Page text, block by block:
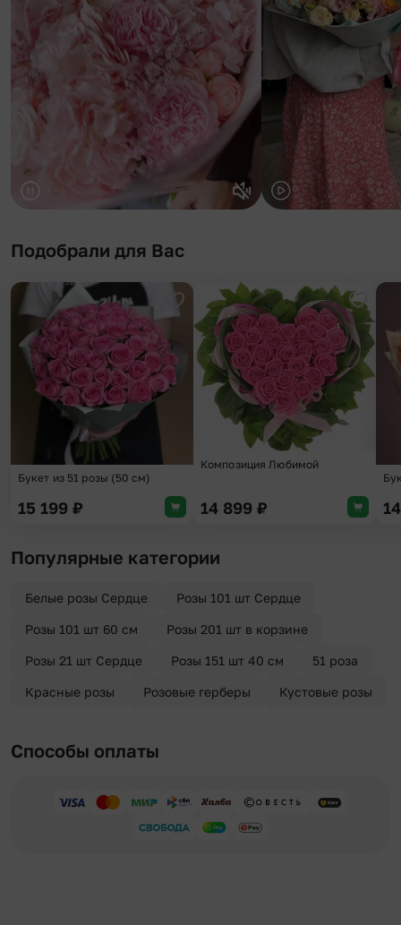
Подобрали для Вас
Добавить в избранное
Букет из 51 розы (50 см)
15 199 ₽
Композиция Любимой
14 899 ₽
Популярные категории
Белые розы Сердце Розы 101 шт Сердце
Розы 101 шт 60 см Розы 201 шт в корзине
Розы 21 шт Сердце Розы 151 шт 40 см 51 роза
Красные розы Розовые герберы Кустовые розы
Способы оплаты